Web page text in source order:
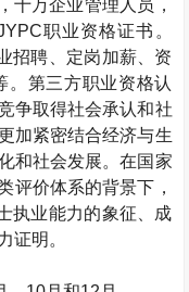
十万企业管理人员，
职业资格证书。
招聘、定岗加薪、资
。第三方职业资格认
争取得社会承认和社
加紧密结合经济与生
和社会发展。在国家
评价体系的背景下，
执业能力的象征、成
证明。